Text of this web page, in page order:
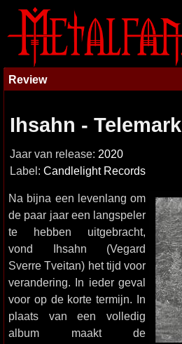
Review
Ihsahn - Telemark
Jaar van release: 2020
Label: Candlelight Records
Na bijna een levenlang om
de paar jaar een langspeler
te hebben uitgebracht,
vond Ihsahn (Vegard
Sverre Tveitan) het tijd voor
verandering. In ieder geval
voor op de korte termijn. In
plaats van een volledig
album maakt de